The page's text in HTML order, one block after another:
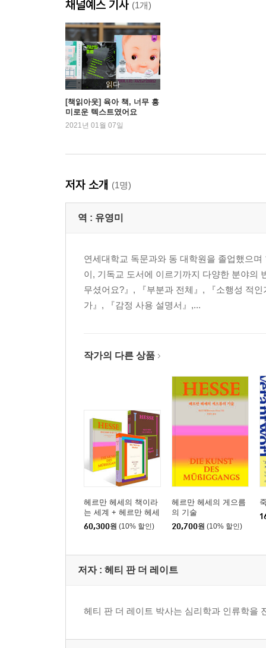
도약의 성과: 아기의 능력을 끌어올려라
도약의 완성
도약3단계 11~13주 생후2~3개월 - 생각하는 '꼬마
도약의 시작: 엄마에게 집착하기
도약하는 아기: 소리와 동작의 변화를 인지한다
도약의 성과: 아기의 능력을 끌어올려라
도약의 완성
도약의 성과: 아기의 능력을 끌어올려라
도약의 완성
도약하는 아기: 사물과 사물의 공통점을 발견한다
도약의 성과: 아기의 능력을 끌어올려라
도약7단계 42~46주 생후10개월전후 - 소리와 현
도약의 시작: 다시 엄마에게로
도약하는 아기: '순서'를 인지하고 계획적으로 행동
도약의 성과: 아기의 능력을 끌어올려라
도약의 완성
도약8단계 51~54주 생후12개월전후 - '일상'이라
도약의 시작: 엄마 곁을 맴돈다
도약의 완성
도약9단계 60~64주 생후14~15개월 - 원칙과 규율
도약하는 아기: '원칙'의 세계로 가는 첫걸음을 뗀다
채널예스 기사 (1개)
읽다
[책읽아웃] 육아 책, 너무 흥
미로운 텍스트였어요
2021년 01월 07일
저자 소개 (1명)
역 : 유영미
연세대학교 독문과와 동 대학원을 졸업했으
이, 기독교 도서에 이르기까지 다양한 분야의
무셨어요?』, 『부분과 전체』, 『소행성 적
가』, 『감정 사용 설명서』,...
작가의 다른 상품
헤르만 헤세의 책이라
는 세계 + 헤르만 헤세
의 나로 존재하는 법 +
헤르만 헤세의 게으름
60,300원 (10% 할인)
헤르만 헤세의 게으름
의 기술
20,700원 (10% 할인)
저자 : 헤티 판 더 레이트
헤티 판 더 레이트 박사는 심리학과 인류학을